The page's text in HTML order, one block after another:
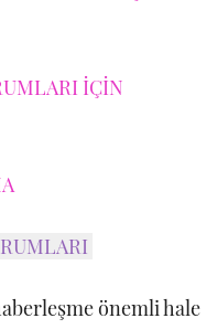
İÇİN
önemli hale